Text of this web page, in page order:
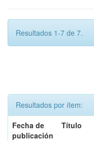
Resultados 1-7 de 7.
Resultados por ítem:
Fecha de
publicación
Título